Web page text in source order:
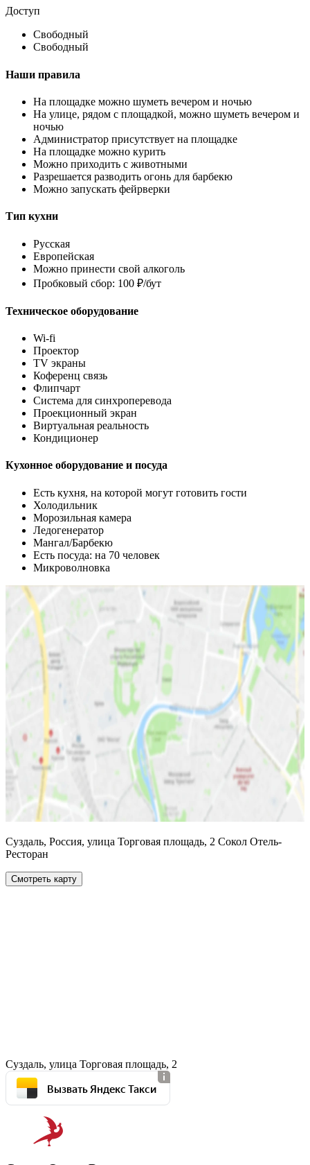
Доступ
Свободный
Свободный
Наши правила
На площадке можно шуметь вечером и ночью
На улице, рядом с площадкой, можно шуметь вечером и
ночью
Администратор присутствует на площадке
На площадке можно курить
Можно приходить с животными
Разрешается разводить огонь для барбекю
Можно запускать фейрверки
Тип кухни
Русская
Европейская
Можно принести свой алкоголь
Пробковый сбор: 100 ₽/бут
Техническое оборудование
Wi-fi
Проектор
TV экраны
Коференц связь
Флипчарт
Система для синхроперевода
Проекционный экран
Виртуальная реальность
Кондиционер
Кухонное оборудование и посуда
Есть кухня, на которой могут готовить гости
Холодильник
Морозильная камера
Ледогенератор
Мангал/Барбекю
Есть посуда: на 70 человек
Микроволновка
Суздаль, Россия, улица Торговая площадь, 2 Сокол Отель-
Ресторан
Смотреть карту
Суздаль, улица Торговая площадь, 2
Вызвать Яндекс Такси